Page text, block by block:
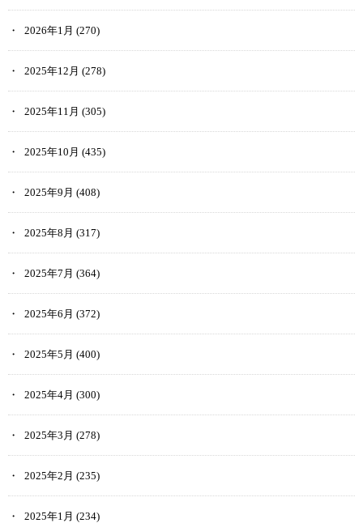
2026年1月 (270)
2025年12月 (278)
2025年11月 (305)
2025年10月 (435)
2025年9月 (408)
2025年8月 (317)
2025年7月 (364)
2025年6月 (372)
2025年5月 (400)
2025年4月 (300)
2025年3月 (278)
2025年2月 (235)
2025年1月 (234)